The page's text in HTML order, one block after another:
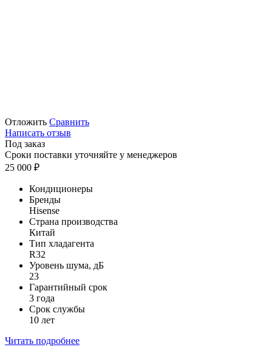
Отложить Сравнить
Написать отзыв
Под заказ
Сроки поставки уточняйте у менеджеров
25 000 ₽
Кондиционеры
Бренды
Hisense
Страна производства
Китай
Тип хладагента
R32
Уровень шума, дБ
23
Гарантийный срок
3 года
Срок службы
10 лет
Читать подробнее